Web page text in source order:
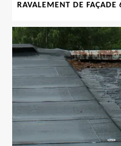
RAVALEMENT DE FAÇADE